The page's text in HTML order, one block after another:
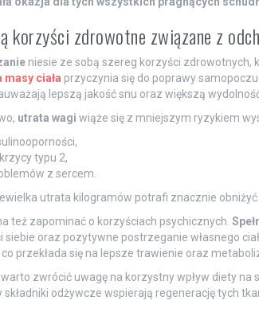
korzyści zdrowotne związane z
niesie ze sobą szereg korzyści zdrowotnych,
ciała przyczynia się do poprawy
lepszą jakość snu oraz większą
utrata wagi wiąże się z mniejszym ryzykiem
typu 2,
z sercem.
utrata kilogramów potrafi znacznie
też zapominać o korzyściach psychicznych.
siebie oraz pozytywne postrzeganie własnego
przekłada się na lepsze trawienie oraz
zwrócić uwagę na korzystny wpływ diety na
składniki odżywcze wspierają regenerację tych